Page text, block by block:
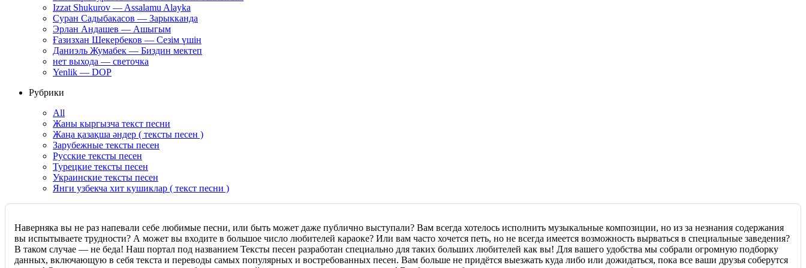
Izzat Shukurov — Assalamu Alayka
Суран Садыбакасов — Зарыкканда
Эрлан Андашев — Ашыгым
Ғазизхан Шекербеков — Сезім үшін
Даниэль Жумабек — Биздин мектеп
нет выхода — светочка
Yenlik — DOP
Рубрики
All
Жаны кыргызча текст песни
Жаңа қазақша әндер ( тексты песен )
Зарубежные тексты песен
Русские тексты песен
Турецкие тексты песен
Украинские тексты песен
Янги узбекча хит кушиклар ( текст песни )
Наверняка вы не раз напевали себе любимые песни, или быть может даже публично выступали? Вам всегда хотелось исполнить музыкальные композиции, но из за незнания содержания
вы испытываете трудности? А может вы входите в большое число любителей караоке? Или вам часто хочется петь, но не всегда имеется возможность вырваться в специальные заведения?
В таком случае — не беда! Наш портал под названием Тексты песен разработан специально для таких больших любителей как вы! Для вашего удобства мы собрали огромную подборку
данных, включающую в себя текста и переводы самых популярных и востребованных песен. Вам больше не придётся выезжать куда либо или дожидаться, пока все ваши друзья соберутся